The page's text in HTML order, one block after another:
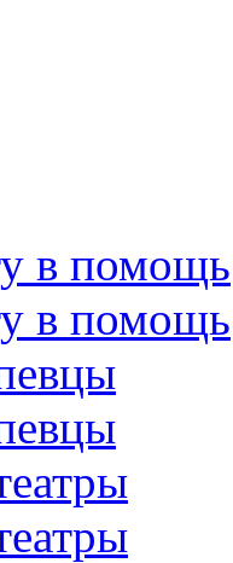
в помощь
в помощь